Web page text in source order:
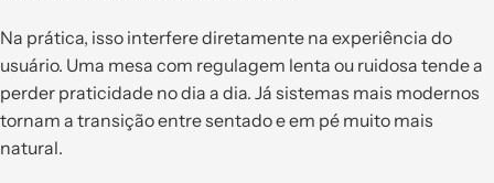
Na prática, isso interfere diretamente na experiência do
usuário. Uma mesa com regulagem lenta ou ruidosa tende a
perder praticidade no dia a dia. Já sistemas mais modernos
tornam a transição entre sentado e em pé muito mais
natural.